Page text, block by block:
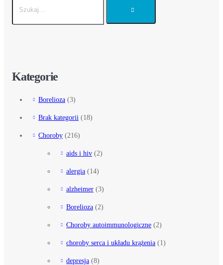
Kategorie
Borelioza (3)
Brak kategorii (18)
Choroby (216)
aids i hiv (2)
alergia (14)
alzheimer (3)
Borelioza (2)
Choroby autoimmunologiczne (2)
choroby serca i układu krążenia (1)
depresja (8)